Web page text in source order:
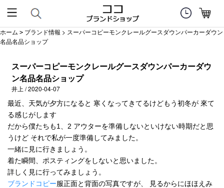
ホーム > ブランド情報 > スーパーコピーモンクレールグースダウンパーカーダウン
名品名品ショップ
スーパーコピーモンクレールグースダウンパーカーダウ
ン名品名品ショップ
井上 / 2020-04-07
最近、天気が夕方になると 寒くなってきてるけどもう初冬が 來て
る感じがします
だから僕たちも1、2 アウターを準備しないといけない時期だと思
うけど それで私が一度準備してみました。
一緒に見に行きましょう。
着た瞬間、ポスティングをしないと思いました。
詳しく見に行ってみましょう。
ブランドコピー服正面と背面の写真ですが、 見るからにほほえみ